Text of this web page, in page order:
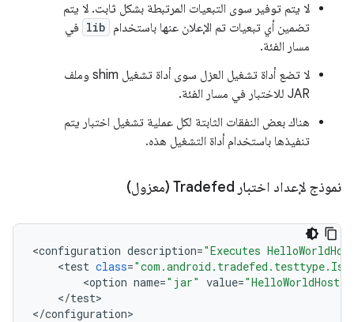
لا يتم توفير سوى التبعيات المرتبطة بشكل ثابت. لا يتم
تضمين أي تبعيات تم الإعلان عنها باستخدام lib في
مسار الفئة.
لا تضع أداة تشغيل العزل سوى أداة تشغيل shim وملف
JAR للاختبار في مسار الفئة.
هناك بعض النفقات الثابتة لكل عملية تشغيل اختبار يتم
تنفيذها باستخدام أداة التشغيل هذه.
نموذج لإعداد اختبار Tradefed (معزول)
<configuration description="Executes
<test class=
<option name="jar" value=
</test>
</configuration>